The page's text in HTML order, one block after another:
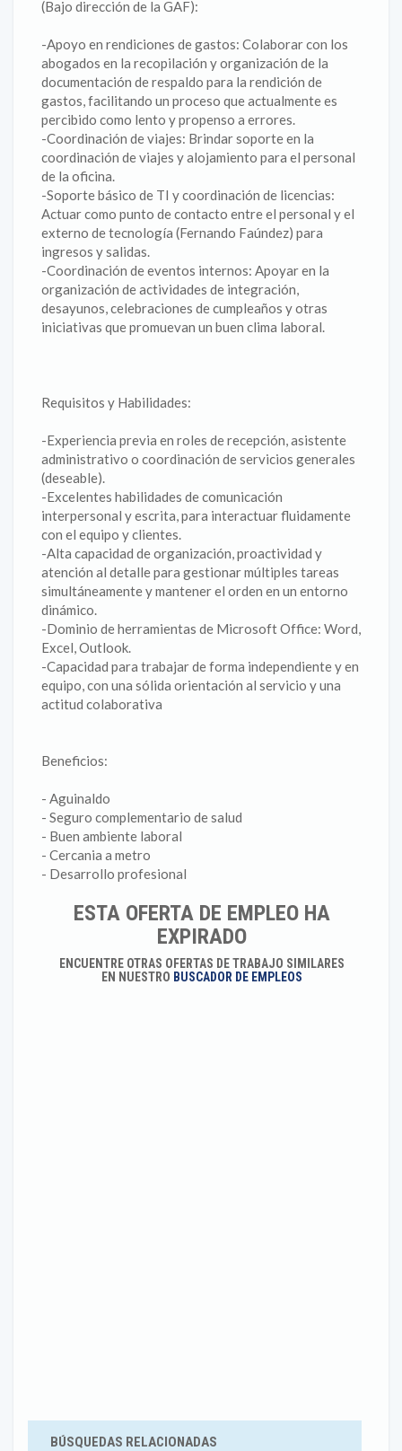
(Bajo dirección de la GAF):
-Apoyo en rendiciones de gastos: Colaborar con los
abogados en la recopilación y organización de la
documentación de respaldo para la rendición de
gastos, facilitando un proceso que actualmente es
percibido como lento y propenso a errores.
-Coordinación de viajes: Brindar soporte en la
coordinación de viajes y alojamiento para el personal
de la oficina.
-Soporte básico de TI y coordinación de licencias:
Actuar como punto de contacto entre el personal y el
externo de tecnología (Fernando Faúndez) para
ingresos y salidas.
-Coordinación de eventos internos: Apoyar en la
organización de actividades de integración,
desayunos, celebraciones de cumpleaños y otras
iniciativas que promuevan un buen clima laboral.
Requisitos y Habilidades:
-Experiencia previa en roles de recepción, asistente
administrativo o coordinación de servicios generales
(deseable).
-Excelentes habilidades de comunicación
interpersonal y escrita, para interactuar fluidamente
con el equipo y clientes.
-Alta capacidad de organización, proactividad y
atención al detalle para gestionar múltiples tareas
simultáneamente y mantener el orden en un entorno
dinámico.
-Dominio de herramientas de Microsoft Office: Word,
Excel, Outlook.
-Capacidad para trabajar de forma independiente y en
equipo, con una sólida orientación al servicio y una
actitud colaborativa
Beneficios:
- Aguinaldo
- Seguro complementario de salud
- Buen ambiente laboral
- Cercania a metro
- Desarrollo profesional
ESTA OFERTA DE EMPLEO HA
EXPIRADO
ENCUENTRE OTRAS OFERTAS DE TRABAJO SIMILARES
EN NUESTRO BUSCADOR DE EMPLEOS
BÚSQUEDAS RELACIONADAS